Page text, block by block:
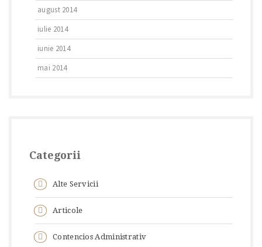
august 2014
iulie 2014
iunie 2014
mai 2014
Categorii
Alte Servicii
Articole
Contencios Administrativ